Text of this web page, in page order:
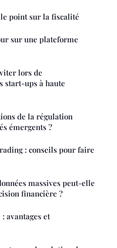
point sur la fiscalité
sur une plateforme
lors de
start-ups à haute
de la régulation
émergents ?
: conseils pour faire
massives peut-elle
financière ?
avantages et